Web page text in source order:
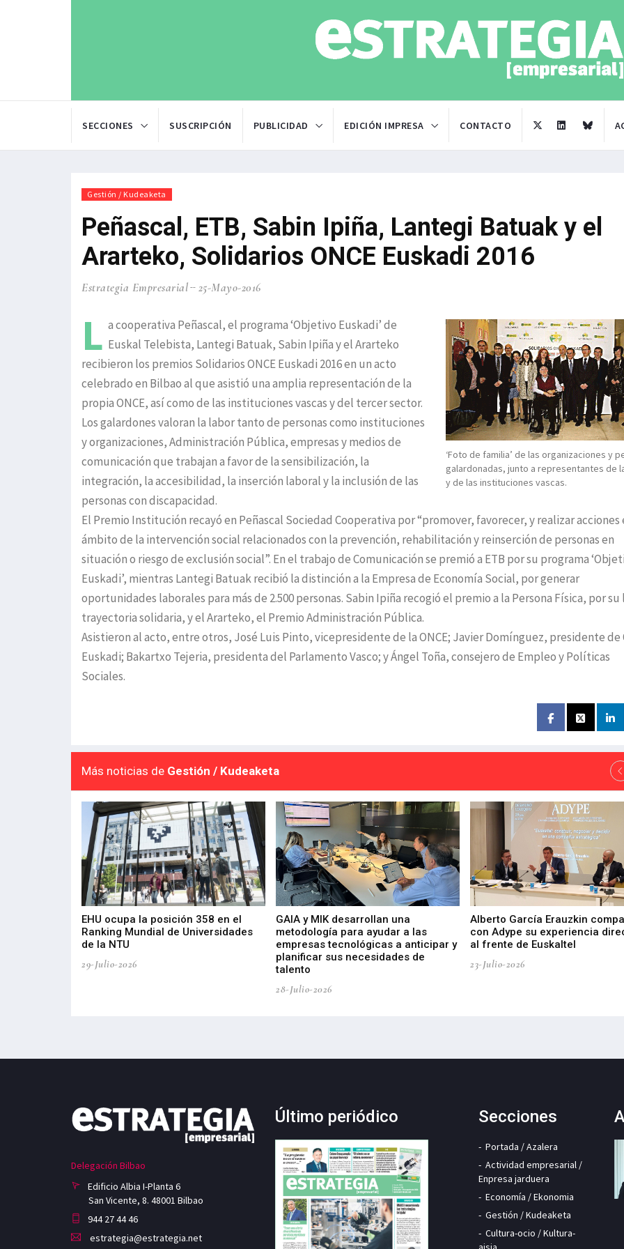
SECCIONES SUSCRIPCIÓN PUBLICIDAD EDICIÓN IMPRESA CONTACTO
Gestión / Kudeaketa
Peñascal, ETB, Sabin Ipiña, Lantegi Batuak y el
Ararteko, Solidarios ONCE Euskadi 2016
Estrategia Empresarial 25-Mayo-2016
‘Foto de familia’ de las organizaciones y
galardonadas, junto a representantes de
y de las instituciones vascas.
L a cooperativa Peñascal, el programa ‘Objetivo Euskadi’ de
Euskal Telebista, Lantegi Batuak, Sabin Ipiña y el Ararteko
recibieron los premios Solidarios ONCE Euskadi 2016 en un acto
celebrado en Bilbao al que asistió una amplia representación de la
propia ONCE, así como de las instituciones vascas y del tercer sector.
Los galardones valoran la labor tanto de personas como instituciones
y organizaciones, Administración Pública, empresas y medios de
comunicación que trabajan a favor de la sensibilización, la
integración, la accesibilidad, la inserción laboral y la inclusión de las
personas con discapacidad.
El Premio Institución recayó en Peñascal Sociedad Cooperativa por “promover, favorecer, y realizar acciones
ámbito de la intervención social relacionados con la prevención, rehabilitación y reinserción de personas en
situación o riesgo de exclusión social”. En el trabajo de Comunicación se premió a ETB por su programa
Euskadi’, mientras Lantegi Batuak recibió la distinción a la Empresa de Economía Social, por generar
oportunidades laborales para más de 2.500 personas. Sabin Ipiña recogió el premio a la Persona Física, por su
trayectoria solidaria, y el Ararteko, el Premio Administración Pública.
Asistieron al acto, entre otros, José Luis Pinto, vicepresidente de la ONCE; Javier Domínguez, presidente de
Euskadi; Bakartxo Tejeria, presidenta del Parlamento Vasco; y Ángel Toña, consejero de Empleo y Políticas
Sociales.
Más noticias de Gestión / Kudeaketa
EHU ocupa la posición 358 en el
Ranking Mundial de Universidades
de la NTU
29-Julio-2026
GAIA y MIK desarrollan una
metodología para ayudar a las
empresas tecnológicas a anticipar y
planificar sus necesidades de
talento
28-Julio-2026
Alberto García Erauzkin
con Adype su experiencia
al frente de Euskaltel
23-Julio-2026
Delegación Bilbao
Edificio Albia I-Planta 6
San Vicente, 8. 48001 Bilbao
944 27 44 46
estrategia@estrategia.net
Último periódico Secciones
Portada / Azalera
Actividad empresarial /
Enpresa jarduera
Economía / Ekonomia
Gestión / Kudeaketa
Cultura-ocio / Kultura-